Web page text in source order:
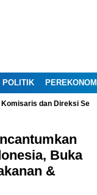
POLITIK
dan Direksi
Buka
&